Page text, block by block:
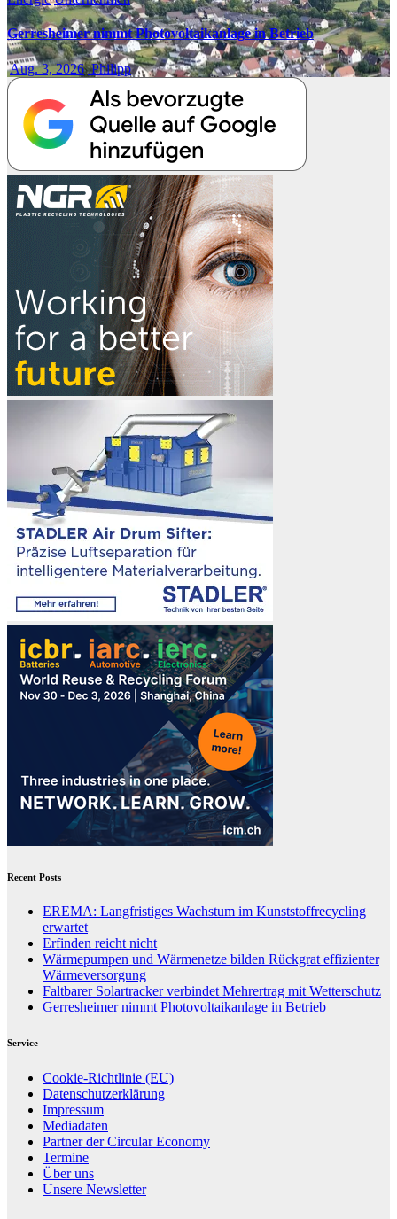
Gerresheimer nimmt Photovoltaikanlage in Betrieb
Aug. 3, 2026 Philipp
Recent Posts
EREMA: Langfristiges Wachstum im Kunststoffrecycling
erwartet
Erfinden reicht nicht
Wärmepumpen und Wärmenetze bilden Rückgrat effizienter
Wärmeversorgung
Faltbarer Solartracker verbindet Mehrertrag mit Wetterschutz
Gerresheimer nimmt Photovoltaikanlage in Betrieb
Service
Cookie-Richtlinie (EU)
Datenschutzerklärung
Impressum
Mediadaten
Partner der Circular Economy
Termine
Über uns
Unsere Newsletter